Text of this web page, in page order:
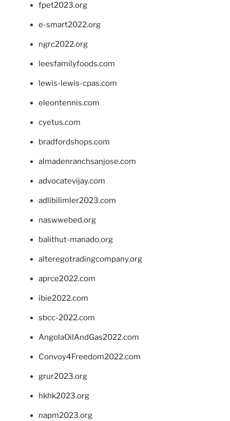
fpet2023.org
e-smart2022.org
ngrc2022.org
leesfamilyfoods.com
lewis-lewis-cpas.com
eleontennis.com
cyetus.com
bradfordshops.com
almadenranchsanjose.com
advocatevijay.com
adlibilimler2023.com
naswwebed.org
balithut-manado.org
alteregotradingcompany.org
aprce2022.com
ibie2022.com
sbcc-2022.com
AngolaOilAndGas2022.com
Convoy4Freedom2022.com
grur2023.org
hkhk2023.org
napm2023.org